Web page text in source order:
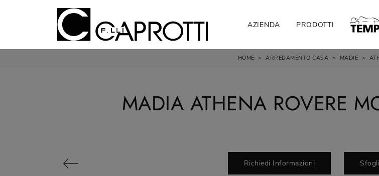
AZIENDA PRODOTTI
HOME > ARREDAMENTO CASA > MADIE >
MADIA ATHENA ROVERE
Richiedi Informazioni